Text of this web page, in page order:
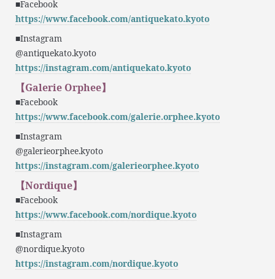
■Facebook
https://www.facebook.com/antiquekato.kyoto
■Instagram
@antiquekato.kyoto
https://instagram.com/antiquekato.kyoto
【Galerie Orphee】
■Facebook
https://www.facebook.com/galerie.orphee.kyoto
■Instagram
@galerieorphee.kyoto
https://instagram.com/galerieorphee.kyoto
【Nordique】
■Facebook
https://www.facebook.com/nordique.kyoto
■Instagram
@nordique.kyoto
https://instagram.com/nordique.kyoto